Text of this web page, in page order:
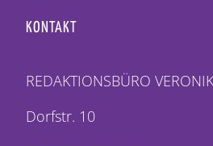
KONTAKT
REDAKTIONSBÜRO
Dorfstr. 10